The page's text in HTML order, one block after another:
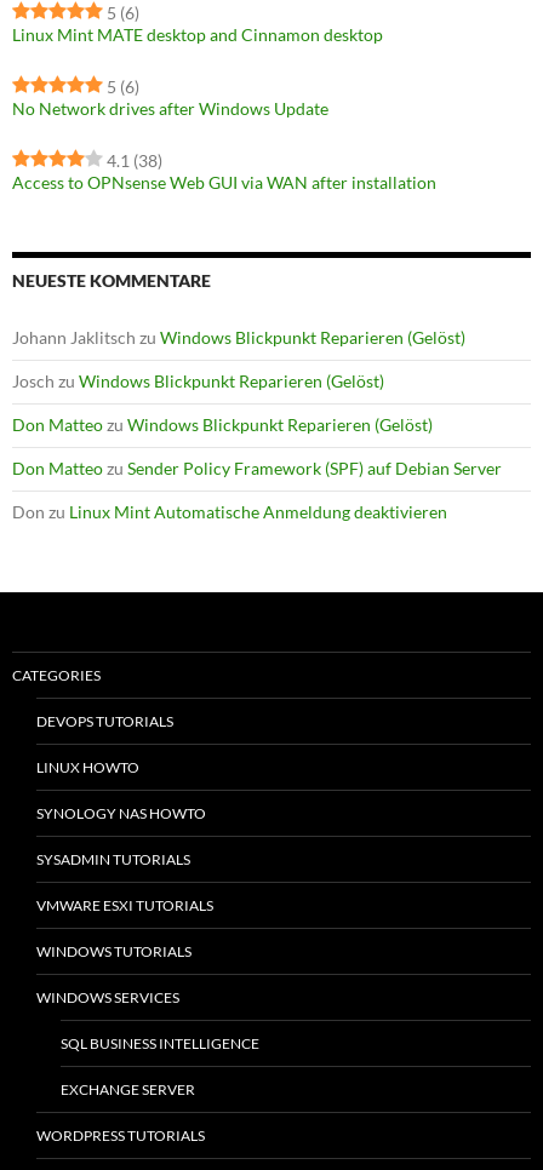
5 (6)
Linux Mint MATE desktop and Cinnamon desktop
5 (6)
No Network drives after Windows Update
4.1 (38)
Access to OPNsense Web GUI via WAN after installation
NEUESTE KOMMENTARE
Johann Jaklitsch zu Windows Blickpunkt Reparieren (Gelöst)
Josch zu Windows Blickpunkt Reparieren (Gelöst)
Don Matteozu Windows Blickpunkt Reparieren (Gelöst)
Don Matteozu Sender Policy Framework (SPF) auf Debian Server
Don zu Linux Mint Automatische Anmeldung deaktivieren
CATEGORIES
DEVOPS TUTORIALS
LINUX HOWTO
SYNOLOGY NAS HOWTO
SYSADMIN TUTORIALS
VMWARE ESXI TUTORIALS
WINDOWS TUTORIALS
WINDOWS SERVICES
SQL BUSINESS INTELLIGENCE
EXCHANGE SERVER
WORDPRESS TUTORIALS